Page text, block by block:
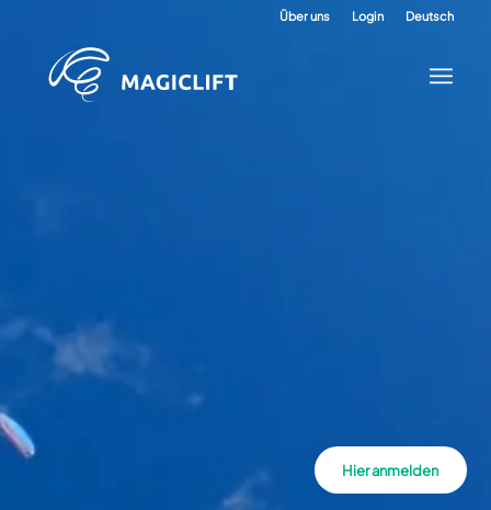
Über uns Login Deutsch
Hier anmelden